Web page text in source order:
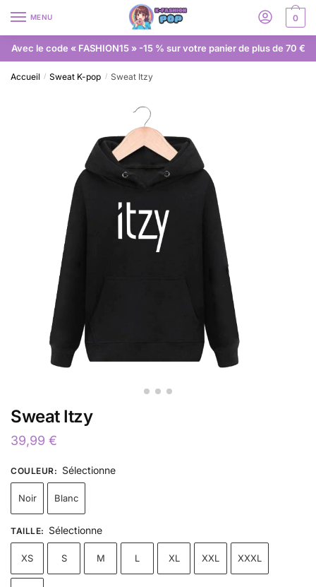
MENU 0
Avec le code « FASHION15 » -15 % sur votre panier de plus de 70 €
Accueil / Sweat K-pop / Sweat Itzy
Sweat Itzy
39,99 €
COULEUR: Sélectionne
Noir Blanc
TAILLE: Sélectionne
XS S M L XL XXL XXXL